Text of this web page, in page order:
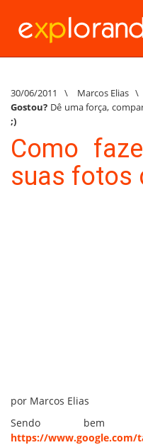
30/06/2011 \ Marcos Elias \
Gostou? Dê uma força,
;)
Como
suas fotos
por Marcos Elias
Sendo bem
https://www.google.com/